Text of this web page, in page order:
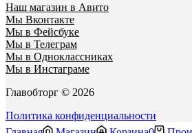
Наш магазин в Авито
Мы Вконтакте
Мы в Фейсбуке
Мы в Телеграм
Мы в Одноклассниках
Мы в Инстаграме
Главобторг © 2026
Политика конфиденциальности